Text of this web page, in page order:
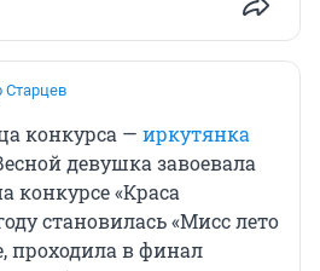
Старцев
конкурса — иркутянка
девушка завоевала
конкурсе «Краса
становилась «Мисс лето
проходила в финал